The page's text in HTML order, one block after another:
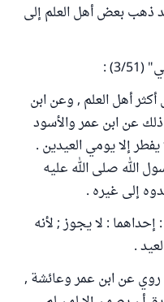
ذهب بعض أهل العلم إلى
:
أهل العلم , وعن ابن
عن ابن عمر والأسود
إلا يومي العيدين .
الله صلى الله عليه
إلى غيره .
: لا يجوز ; لأنه
.
روي عن ابن عمر وعائشة ,